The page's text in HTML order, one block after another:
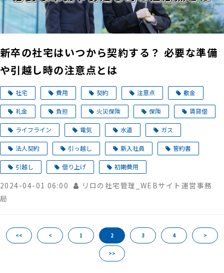
新卒の社宅はいつから契約する？ 必要な準備
や引越し時の注意点とは
社宅 費用 契約 注意点 敷金
礼金 負担 火災保険 保険 賃貸借
ライフライン 電気 水道 ガス
法人契約 引っ越し 新入社員 誓約書
引越し 借り上げ 初期費用
2024-04-01 06:00
リロの社宅管理_WEBサイト運営事務
局
<< < 1 2 3 4 >
>>